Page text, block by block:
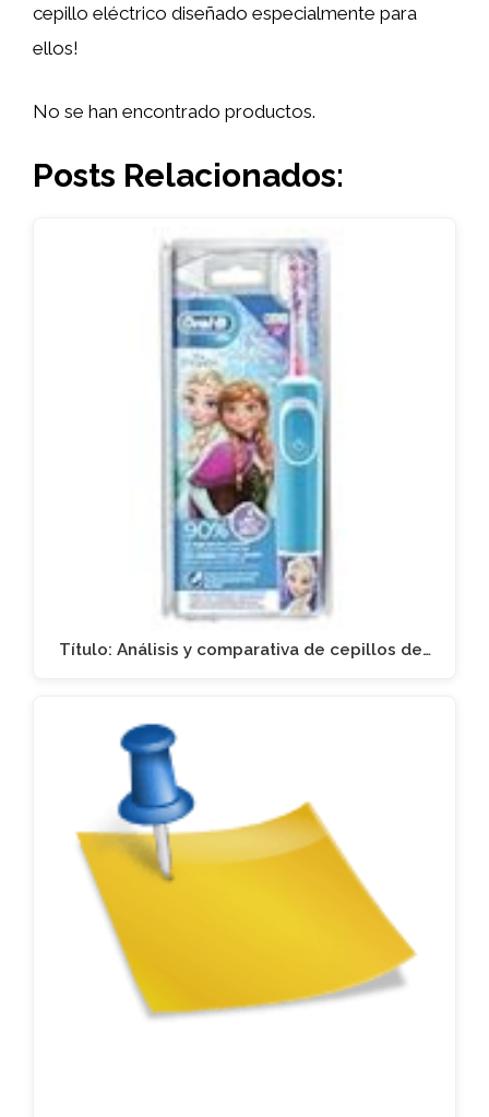
cepillo eléctrico diseñado especialmente para
ellos!
No se han encontrado productos.
Posts Relacionados:
Título: Análisis y comparativa de cepillos de…